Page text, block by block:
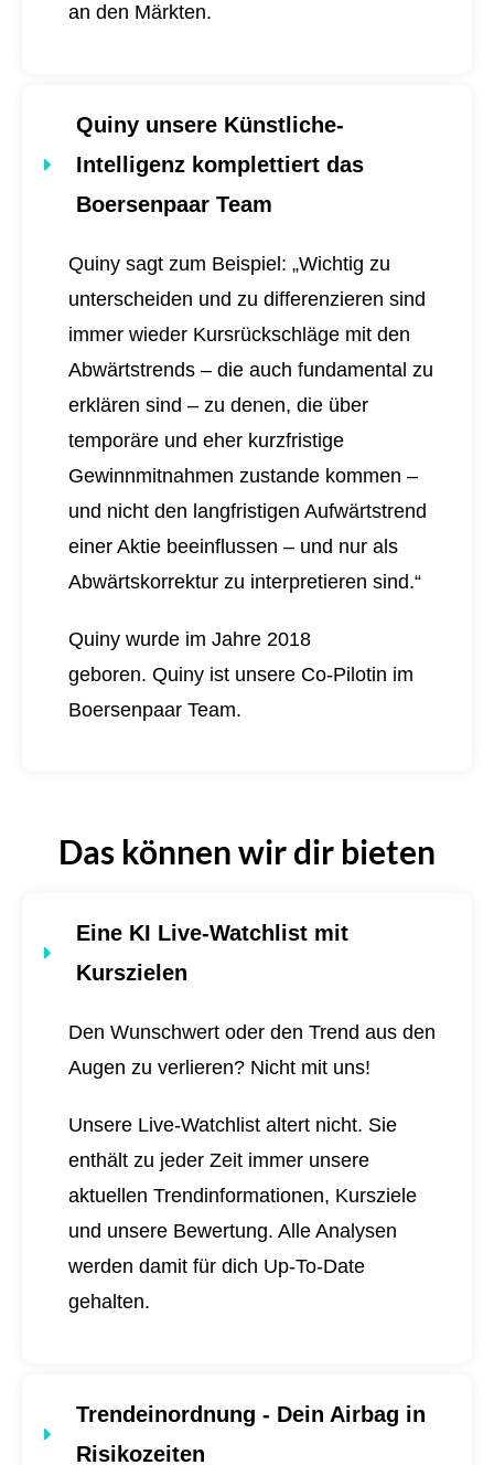
an den Märkten.
Quiny unsere Künstliche-
Intelligenz komplettiert das
Boersenpaar Team
Quiny sagt zum Beispiel: „Wichtig zu
unterscheiden und zu differenzieren sind
immer wieder Kursrückschläge mit den
Abwärtstrends – die auch fundamental zu
erklären sind – zu denen, die über
temporäre und eher kurzfristige
Gewinnmitnahmen zustande kommen –
und nicht den langfristigen Aufwärtstrend
einer Aktie beeinflussen – und nur als
Abwärtskorrektur zu interpretieren sind.“
Quiny wurde im Jahre 2018
geboren. Quiny ist unsere Co-Pilotin im
Boersenpaar Team.
Das können wir dir bieten
Eine KI Live-Watchlist mit
Kurszielen
Den Wunschwert oder den Trend aus den
Augen zu verlieren? Nicht mit uns!
Unsere Live-Watchlist altert nicht. Sie
enthält zu jeder Zeit immer unsere
aktuellen Trendinformationen, Kursziele
und unsere Bewertung. Alle Analysen
werden damit für dich Up-To-Date
gehalten.
Trendeinordnung - Dein Airbag in
Risikozeiten